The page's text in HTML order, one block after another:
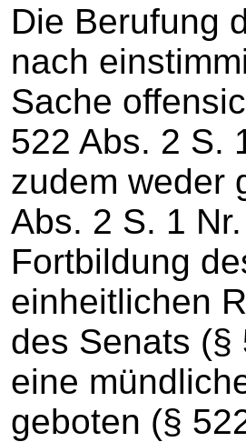
Die Berufung
nach
Sache
522 Abs. 2 S.
zudem weder
Abs. 2 S. 1
Fortbildung
einheitlichen
des Senats (§
eine
geboten (§